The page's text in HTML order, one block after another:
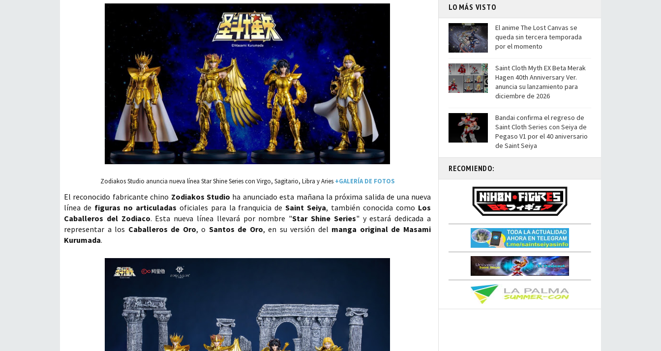
Zodiakos Studio anuncia nueva línea Star Shine Series con Virgo, Sagitario, Libra y Aries +GALERÍA DE FOTOS
El reconocido fabricante chino Zodiakos Studio ha anunciado esta mañana la próxima salida de una nueva
línea de figuras no articuladas oficiales para la franquicia deSaint Seiya, también conocida como Los
Caballeros del Zodiaco. Esta nueva línea llevará por nombre "Star Shine Series" y estará dedicada a
representar a los Caballeros de Oro, o Santos de Oro, en su versión del manga original de Masami
Kurumada.
LO MÁS VISTO
El anime The Lost Canvas se
queda sin tercera temporada
por el momento
Saint Cloth Myth EX Beta Merak
Hagen 40th Anniversary Ver.
anuncia su lanzamiento para
diciembre de 2026
Bandai confirma el regreso de
Saint Cloth Series con Seiya de
Pegaso V1 por el 40 aniversario
de Saint Seiya
RECOMIENDO: